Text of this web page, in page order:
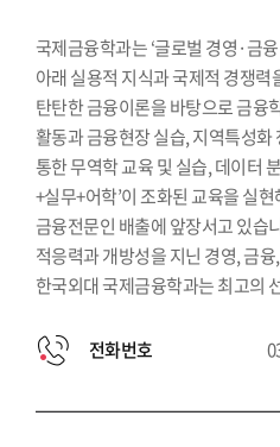
국제금융학과는 ‘글로벌 경영·금
아래 실용적 지식과 국제적 경쟁
탄탄한 금융이론을 바탕으로 금융
활동과 금융현장 실습, 지역특성
통한 무역학 교육 및 실습, 데이터
+실무+어학’이 조화된 교육을 실
금융전문인 배출에 앞장서고 있습
적응력과 개방성을 지닌 경영, 금
한국외대 국제금융학과는 최고의
전화번호